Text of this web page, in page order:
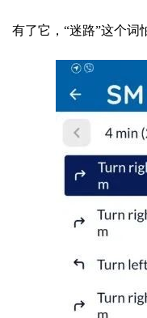
有了它，“迷路”这个词